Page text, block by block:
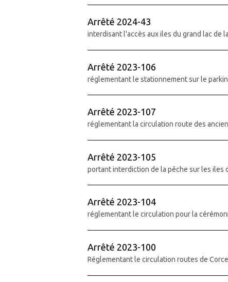
Arrêté 2024-43
interdisant l'accès aux iles du grand lac de
Arrêté 2023-106
réglementant le stationnement sur le
Arrêté 2023-107
réglementant la circulation route des
Arrêté 2023-105
portant interdiction de la pêche sur les iles
Arrêté 2023-104
réglementant le circulation pour la
Arrêté 2023-100
Réglementant le circulation routes de